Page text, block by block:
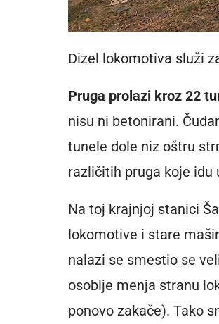
Dizel lokomotiva služi
Pruga prolazi kroz 22
nisu ni betonirani.
tunele dole niz oštru
različitih pruga koje idu
Na toj krajnjoj stanici
lokomotive i stare
nalazi se smestio se
osoblje menja stranu
ponovo zakače). Tako